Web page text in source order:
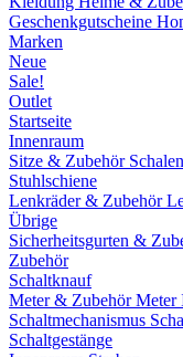
Geschenkgutscheine
Marken
Neue
Sale!
Outlet
Startseite
Innenraum
Sitze & Zubehör
Stuhlschiene
Lenkräder & Zubehör
Übrige
Sicherheitsgurten &
Zubehör
Schaltknauf
Meter & ZubehörMeter
Schaltmechanismus
Schaltgestänge